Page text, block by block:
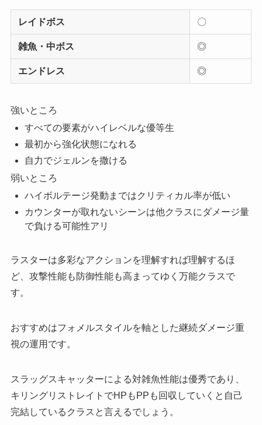
レイドボス 〇
雑魚・中ボス ◎
エンドレス ◎
強いところ
すべての要素がハイレベルな優等生
最初から強化状態になれる
自力でジェルンを撒ける
弱いところ
ハイボルテージ発動まではクリティカル率が低い
カウンターが取れないシーンは他クラスにダメージ量
で負ける可能性アリ
ラスターは多彩なアクションを理解すれば理解するほ
ど、攻撃性能も防御性能も高まってゆく万能クラスで
す。
おすすめはフォメルスタイルを軸とした継続ダメージ重
視の運用です。
スラッグスキャッターによる対雑魚性能は優秀であり、
キリングリストレイトでHPもPPも回収していくと自己
完結しているクラスと言えるでしょう。